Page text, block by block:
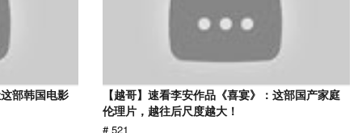
部韩国电影
【越哥】速看李安作品《喜宴》：这部国产家庭
伦理片，越往后尺度越大！
# 521